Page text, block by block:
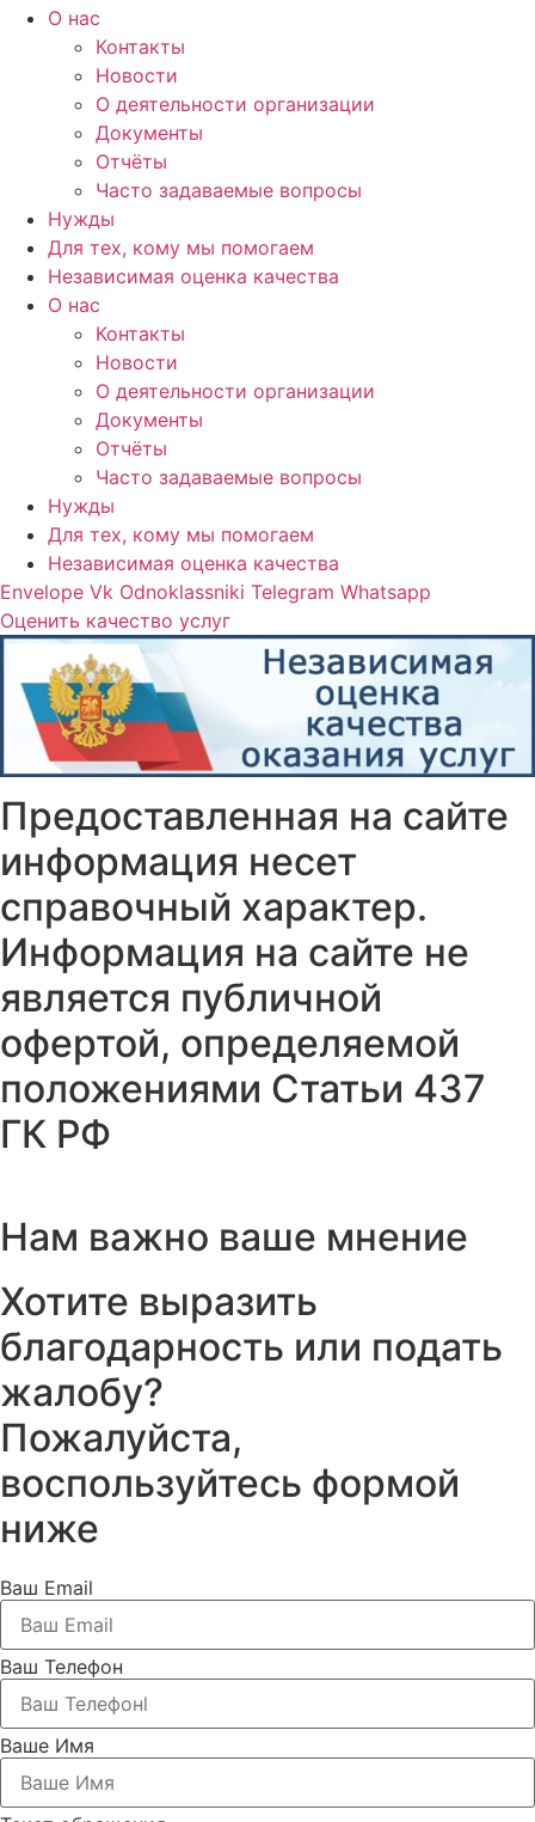
О нас
Контакты
Новости
О деятельности организации
Документы
Отчёты
Часто задаваемые вопросы
Нужды
Для тех, кому мы помогаем
Независимая оценка качества
О нас
Контакты
Новости
О деятельности организации
Документы
Отчёты
Часто задаваемые вопросы
Нужды
Для тех, кому мы помогаем
Независимая оценка качества
Envelope Vk Odnoklassniki Telegram Whatsapp
Оценить качество услуг
Предоставленная на сайте
информация несет
справочный характер.
Информация на сайте не
является публичной
офертой, определяемой
положениями Статьи 437
ГК РФ
Нам важно ваше мнение
Хотите выразить
благодарность или подать
жалобу?
Пожалуйста,
воспользуйтесь формой
ниже
Ваш Email
Ваш Телефон
Ваше Имя